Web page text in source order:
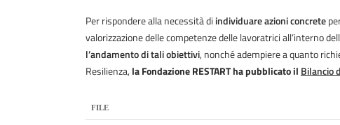
Per rispondere alla necessità di individuare azioni concrete
valorizzazione delle competenze delle lavoratrici all’interno
l’andamento di tali obiettivi, nonché adempiere a quanto
Resilienza, la Fondazione RESTART ha pubblicato il Bilancio
FILE